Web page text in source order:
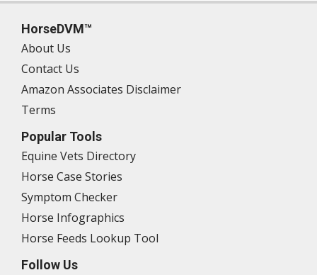
HorseDVM™
About Us
Contact Us
Amazon Associates Disclaimer
Terms
Popular Tools
Equine Vets Directory
Horse Case Stories
Symptom Checker
Horse Infographics
Horse Feeds Lookup Tool
Follow Us